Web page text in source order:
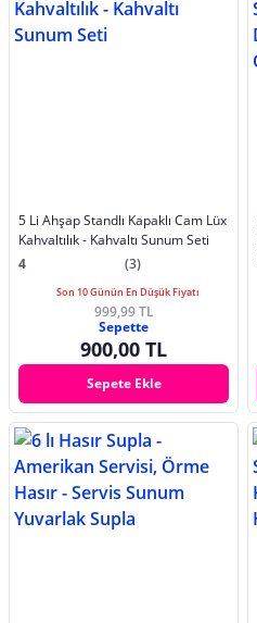
5 Li Ahşap Standlı Kapaklı Cam Lüx
Kahvaltılık - Kahvaltı Sunum Seti
4
(3)
Son 10 Günün En Düşük Fiyatı
999,99 TL
Sepette
900,00 TL
Sepete Ekle